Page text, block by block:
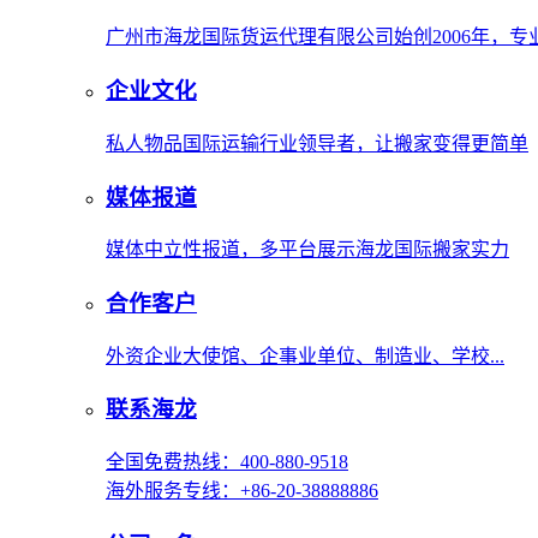
广州市海龙国际货运代理有限公司始创2006年，
企业文化
私人物品国际运输行业领导者，让搬家变得更简单
媒体报道
媒体中立性报道，多平台展示海龙国际搬家实力
合作客户
外资企业大使馆、企事业单位、制造业、学校...
联系海龙
全国免费热线：400-880-9518
海外服务专线：+86-20-38888886